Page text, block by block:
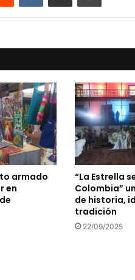
armado
en
“La Estrella
Colombia”
de historia,
tradición
22/09/2025